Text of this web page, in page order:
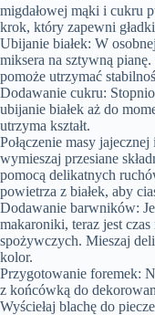
migdałowej mąki i cukru
krok, który zapewni
Ubijanie białek: W
miksera na sztywną
pomoże utrzymać
Dodawanie cukru:
ubijanie białek aż do
utrzyma kształt.
Połączenie masy
wymieszaj przesiane
pomocą delikatnych
powietrza z białek, aby
Dodawanie barwników:
makaroniki, teraz jest
spożywczych. Mieszaj
kolor.
Przygotowanie foremek:
z końcówką do
Wyściełaj blachę do